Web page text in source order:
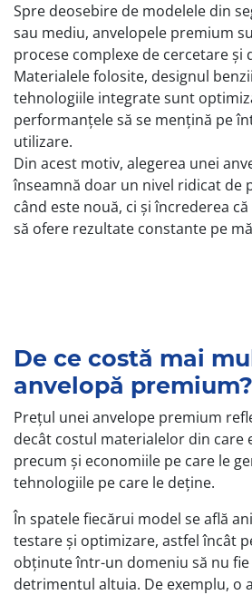
Spre deosebire de modelele din
sau mediu, anvelopele premium
procese complexe de cercetare și
Materialele folosite, designul
tehnologiile integrate sunt
performanțele să se mențină pe
utilizare.
Din acest motiv, alegerea unei
înseamnă doar un nivel ridicat de
când este nouă, ci și încrederea
să ofere rezultate constante pe
De ce costă mai
anvelopă premium?
Prețul unei anvelope premium
decât costul materialelor din care
precum și economiile pe care le
tehnologiile pe care le deține.
În spatele fiecărui model se află
testare și optimizare, astfel încât
obținute într-un domeniu să nu
detrimentul altuia. De exemplu, o